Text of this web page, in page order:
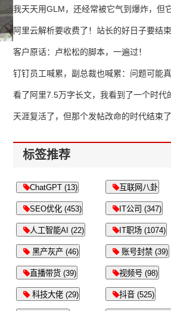
我天天用GLM，还经常被它气到爆炸，但
16万亿
阿里云解析要收费了！站长的好日子要结
客户原话：卢松松的脚本，一遍过！
钉钉员工喊累，副总裁也喊累：问题可能
了
看了阿里7.5万字长文，我看到了一个时代
天涯复活了，但那个发帖改命的时代结束了
标签推荐
ChatGPT (13) 互联网八卦
SEO优化 (453) IT公司 (347)
人工智能AI (22) IT职场 (1074)
黑产灰产 (46) 账号封禁 (39)
直播带货 (39) 视频号 (98)
科技大佬 (29) 抖音 (525)